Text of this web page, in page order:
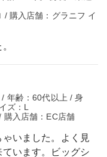
/ 購入店舗：グラニフ イ
年齢：60代以上 / 身
ズ：L
購入店舗：EC店舗
いました。よく見
います。ビッグシ